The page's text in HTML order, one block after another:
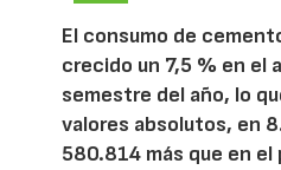
El consumo de
crecido un 7,5 % en el
semestre del año, lo
valores absolutos, en
580.814 más que en